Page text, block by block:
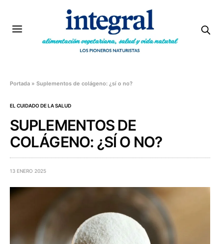
Portada »Suplementos de colágeno: ¿sí o no?
EL CUIDADO DE LA SALUD
SUPLEMENTOS DE
COLÁGENO: ¿SÍ O NO?
13 ENERO 2025